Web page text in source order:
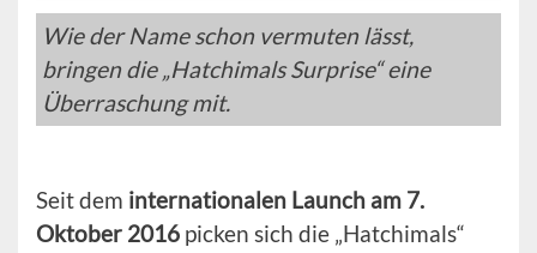
Wie der Name schon vermuten lässt,
bringen die „Hatchimals Surprise“ eine
Überraschung mit.
Seit dem internationalen Launch am 7.
Oktober 2016 picken sich die „Hatchimals“